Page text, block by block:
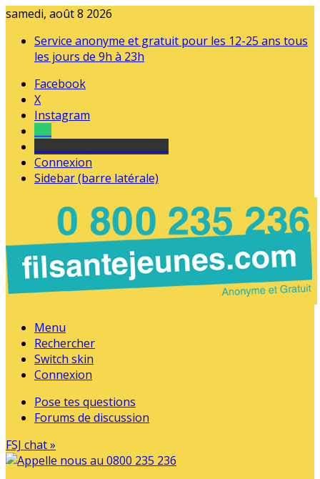
samedi, août 8 2026
Service anonyme et gratuit pour les 12-25 ans tous
les jours de 9h à 23h
Facebook
X
Instagram
Connexion
Sidebar (barre latérale)
Menu
Rechercher
Switch skin
Connexion
Pose tes questions
Forums de discussion
FSJ chat »